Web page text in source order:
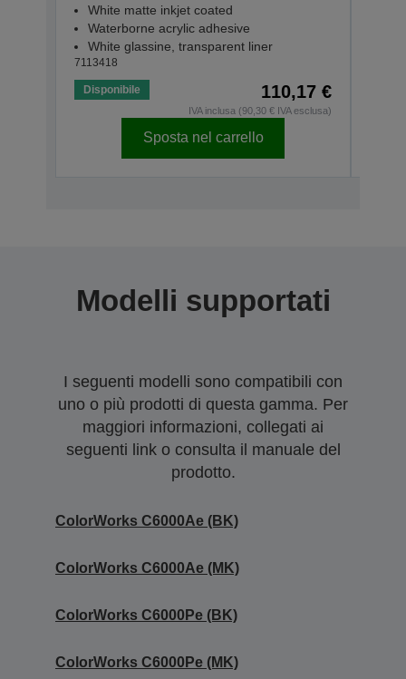
White matte inkjet coated
Waterborne acrylic adhesive
White glassine, transparent liner
7113418
Disponibile 110,17 €
IVA inclusa (90,30 € IVA esclusa)
Sposta nel carrello
Modelli supportati
I seguenti modelli sono compatibili con
uno o più prodotti di questa gamma. Per
maggiori informazioni, collegati ai
seguenti link o consulta il manuale del
prodotto.
ColorWorks C6000Ae (BK)
ColorWorks C6000Ae (MK)
ColorWorks C6000Pe (BK)
ColorWorks C6000Pe (MK)